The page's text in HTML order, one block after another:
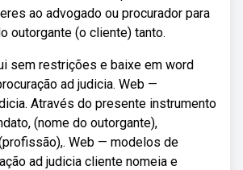
ao advogado ou procurador para
outorgante (o cliente) tanto.
sem restrições e baixe em word
ad judicia. Web —
Através do presente instrumento
(nome do outorgante),
Web — modelos de
ad judicia cliente nomeia e